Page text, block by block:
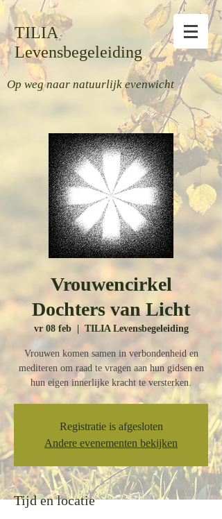
TILIA
Levensbegeleiding
Op weg naar natuurlijk evenwicht
Vrouwencirkel
Dochters van Licht
vr 08 feb
  |
TILIA Levensbegeleiding
Vrouwen komen samen in verbondenheid en
mediteren om raad te vragen aan hun gidsen en
hun eigen innerlijke kracht te versterken.
Registratie is afgesloten
Andere evenementen bekijken
Tijd en locatie